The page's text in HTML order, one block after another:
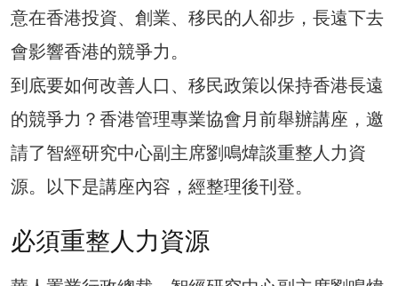
意在香港投資、創業、移民的人卻步，長遠下去
會影響香港的競爭力。
到底要如何改善人口、移民政策以保持香港長遠
的競爭力？香港管理專業協會月前舉辦講座，邀
請了智經研究中心副主席劉鳴煒談重整人力資
源。以下是講座內容，經整理後刊登。
必須重整人力資源